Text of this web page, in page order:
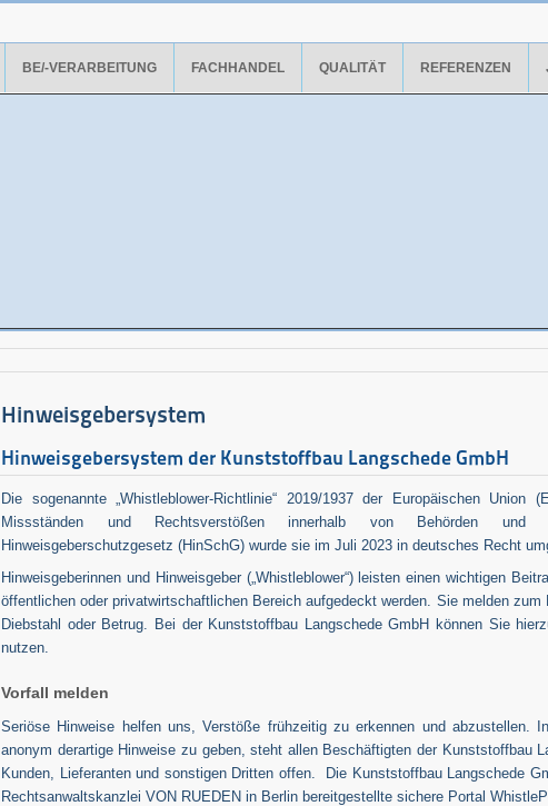
BE/-VERARBEITUNG FACHHANDEL QUALITÄT REFERENZEN
Hinweisgebersystem
Hinweisgebersystem der Kunststoffbau Langschede GmbH
Die sogenannte „Whistleblower-Richtlinie“ 2019/1937 der Europäischen Union
Missständen und Rechtsverstößen innerhalb von Behörden und
Hinweisgeberschutzgesetz (HinSchG) wurde sie im Juli 2023 in deutsches Recht
Hinweisgeberinnen und Hinweisgeber („Whistleblower“) leisten einen wichtigen
öffentlichen oder privatwirtschaftlichen Bereich aufgedeckt werden. Sie melden zum
Diebstahl oder Betrug. Bei der Kunststoffbau Langschede GmbH können Sie
nutzen.
Vorfall melden
Seriöse Hinweise helfen uns, Verstöße frühzeitig zu erkennen und abzustellen.
anonym derartige Hinweise zu geben, steht allen Beschäftigten der Kunststoffbau
Kunden, Lieferanten und sonstigen Dritten offen. Die Kunststoffbau Langschede
Rechtsanwaltskanzlei VON RUEDEN in Berlin bereitgestellte sichere Portal